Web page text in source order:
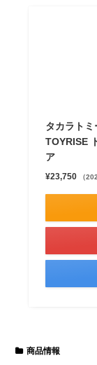
タカラト
TOYRISE
ア
¥23,750 （
商品情報